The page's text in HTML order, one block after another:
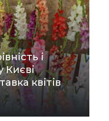
і
Києві
квітів